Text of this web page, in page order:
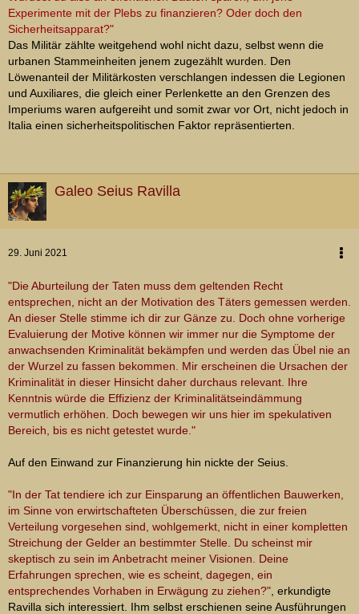
Experimente mit der Plebs zu finanzieren? Oder doch den
Sicherheitsapparat?"
Das Militär zählte weitgehend wohl nicht dazu, selbst wenn die
urbanen Stammeinheiten jenem zugezählt wurden. Den
Löwenanteil der Militärkosten verschlangen indessen die Legionen
und Auxiliares, die gleich einer Perlenkette an den Grenzen des
Imperiums waren aufgereiht und somit zwar vor Ort, nicht jedoch in
Italia einen sicherheitspolitischen Faktor repräsentierten.
Galeo Seius Ravilla
29. Juni 2021
"Die Aburteilung der Taten muss dem geltenden Recht
entsprechen, nicht an der Motivation des Täters gemessen werden.
An dieser Stelle stimme ich dir zur Gänze zu. Doch ohne vorherige
Evaluierung der Motive können wir immer nur die Symptome der
anwachsenden Kriminalität bekämpfen und werden das Übel nie an
der Wurzel zu fassen bekommen. Mir erscheinen die Ursachen der
Kriminalität in dieser Hinsicht daher durchaus relevant. Ihre
Kenntnis würde die Effizienz der Kriminalitätseindämmung
vermutlich erhöhen. Doch bewegen wir uns hier im spekulativen
Bereich, bis es nicht getestet wurde."
Auf den Einwand zur Finanzierung hin nickte der Seius.
"In der Tat tendiere ich zur Einsparung an öffentlichen Bauwerken,
im Sinne von erwirtschafteten Überschüssen, die zur freien
Verteilung vorgesehen sind, wohlgemerkt, nicht in einer kompletten
Streichung der Gelder an bestimmter Stelle. Du scheinst mir
skeptisch zu sein im Anbetracht meiner Visionen. Deine
Erfahrungen sprechen, wie es scheint, dagegen, ein
entsprechendes Vorhaben in Erwägung zu ziehen?" , erkundigte
Ravilla sich interessiert. Ihm selbst erschienen seine Ausführungen